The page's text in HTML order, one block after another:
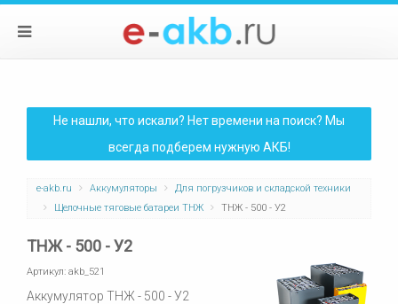
Не нашли, что искали? Нет времени на поиск? Мы
всегда подберем нужную АКБ!
e-akb.ru Аккумуляторы
Для погрузчиков и складской техники
Щелочные тяговые батареи ТНЖ
ТНЖ - 500 - У2
ТНЖ - 500 - У2
Артикул: akb_521
Аккумулятор ТНЖ - 500 - У2